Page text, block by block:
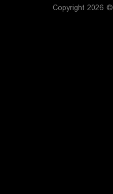
Copyright 2026 ©